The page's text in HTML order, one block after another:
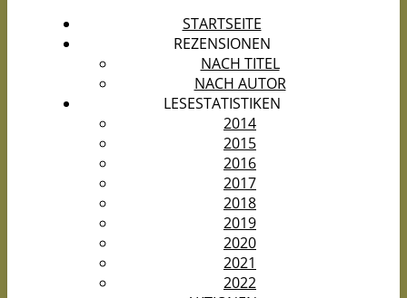
STARTSEITE
REZENSIONEN
NACH TITEL
NACH AUTOR
LESESTATISTIKEN
2014
2015
2016
2017
2018
2019
2020
2021
2022